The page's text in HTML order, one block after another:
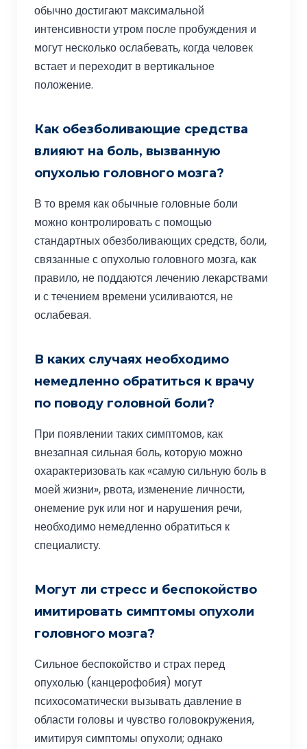
обычно достигают максимальной
интенсивности утром после пробуждения и
могут несколько ослабевать, когда человек
встает и переходит в вертикальное
положение.
Как обезболивающие средства
влияют на боль, вызванную
опухолью головного мозга?
В то время как обычные головные боли
можно контролировать с помощью
стандартных обезболивающих средств, боли,
связанные с опухолью головного мозга, как
правило, не поддаются лечению лекарствами
и с течением времени усиливаются, не
ослабевая.
В каких случаях необходимо
немедленно обратиться к врачу
по поводу головной боли?
При появлении таких симптомов, как
внезапная сильная боль, которую можно
охарактеризовать как «самую сильную боль в
моей жизни», рвота, изменение личности,
онемение рук или ног и нарушения речи,
необходимо немедленно обратиться к
специалисту.
Могут ли стресс и беспокойство
имитировать симптомы опухоли
головного мозга?
Сильное беспокойство и страх перед
опухолью (канцерофобия) могут
психосоматически вызывать давление в
области головы и чувство головокружения,
имитируя симптомы опухоли; однако